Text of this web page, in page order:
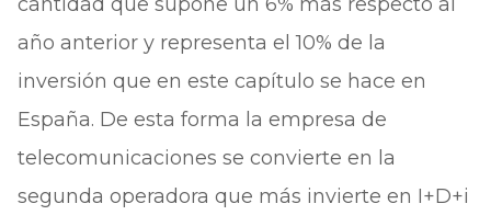
año anterior y representa el 10% de la
inversión que en este capítulo se hace en
España. De esta forma la empresa de
telecomunicaciones se convierte en la
segunda operadora que más invierte en I+D+i